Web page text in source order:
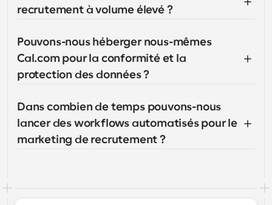
recrutement à volume élevé ?
Pouvons-nous héberger nous-mêmes
Cal.com pour la conformité et la
protection des données ?
Dans combien de temps pouvons-nous
lancer des workflows automatisés pour le
marketing de recrutement ?